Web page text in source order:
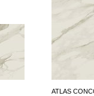
ATLAS